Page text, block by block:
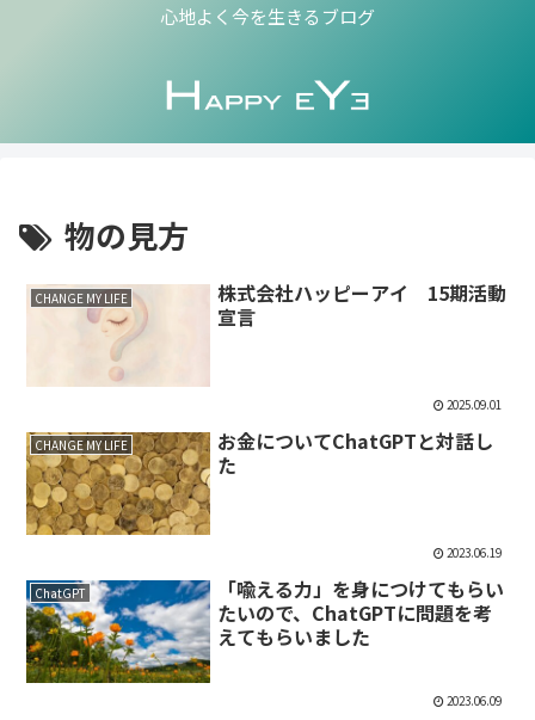
心地よく今を生きるブログ
物の見方
CHANGE MY LIFE
株式会社ハッピーアイ 15期活動
宣言
2025.09.01
CHANGE MY LIFE
お金についてChatGPTと対話し
た
2023.06.19
ChatGPT
「喩える力」を身につけてもらい
たいので、ChatGPTに問題を考
えてもらいました
2023.06.09